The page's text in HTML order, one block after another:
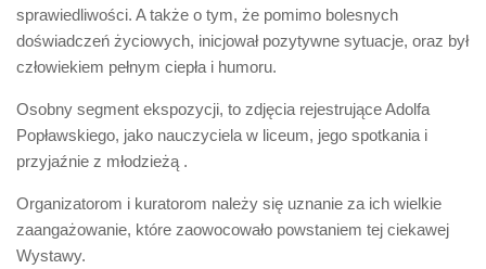
sprawiedliwości. A także o tym, że pomimo bolesnych
doświadczeń życiowych, inicjował pozytywne sytuacje, oraz był
człowiekiem pełnym ciepła i humoru.
Osobny segment ekspozycji, to zdjęcia rejestrujące Adolfa
Popławskiego, jako nauczyciela w liceum, jego spotkania i
przyjaźnie z młodzieżą .
Organizatorom i kuratorom należy się uznanie za ich wielkie
zaangażowanie, które zaowocowało powstaniem tej ciekawej
Wystawy.